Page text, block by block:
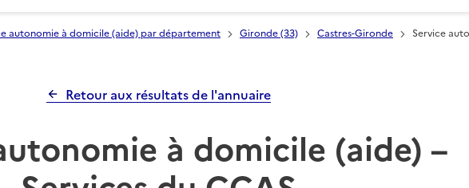
autonomie à domicile (aide) par département Gironde (33) Castres-Gironde Service
Retour aux résultats de l'annuaire
à domicile (aide) –